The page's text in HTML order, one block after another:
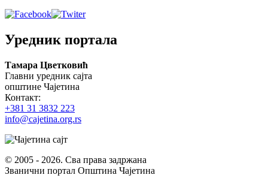
Уредник портала
Тамара Цветковић
Главни уредник сајта
општине Чајетина
Контакт:
+381 31 3832 223
info@cajetina.org.rs
© 2005 - 2026. Сва права задржана
Званични портал Општина Чајетина